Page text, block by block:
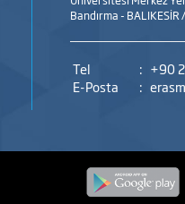
Bandırma - BALIKESİR
Tel : +90
E-Posta
: